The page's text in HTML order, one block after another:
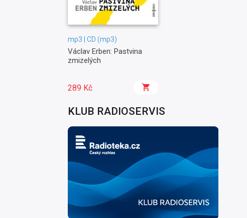
mp3 | CD (mp3)
Václav Erben: Pastvina
zmizelých
289 Kč
KLUB RADIOSERVIS